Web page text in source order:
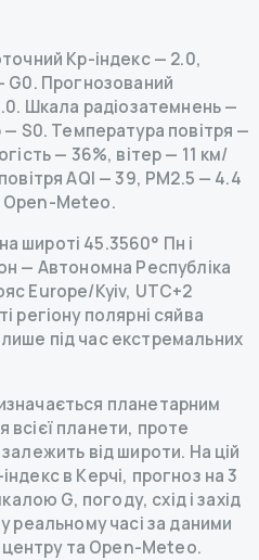
Kp-індекс— 2.0,
G0. Прогнозований
Шкала радіозатемнень—
— S0. Температура повітря —
— 36%, вітер — 11 км/
AQI — 39, PM2.5 — 4.4
Open-Meteo.
широті 45.3560° Пн і
— Автономна Республіка
Europe/Kyiv, UTC+2
регіону полярні сяйва
під час екстремальних
планетарним
всієї планети, проте
залежить від широти. На цій
в Керчі, прогноз на 3
G, погоду, схід і захід
реальному часі за даними
та Open-Meteo.